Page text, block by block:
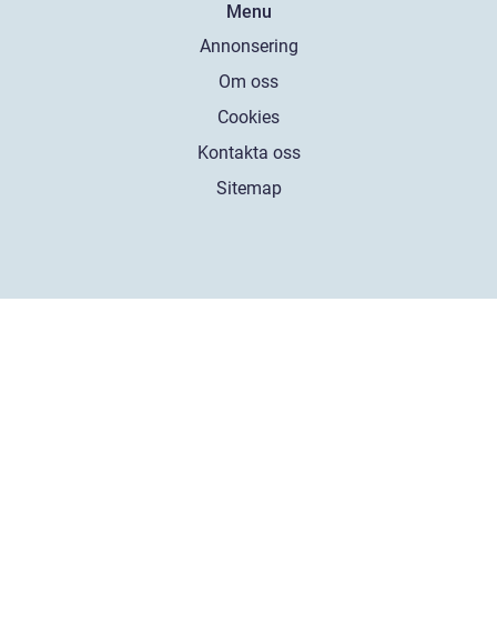
Menu
Annonsering
Om oss
Cookies
Kontakta oss
Sitemap